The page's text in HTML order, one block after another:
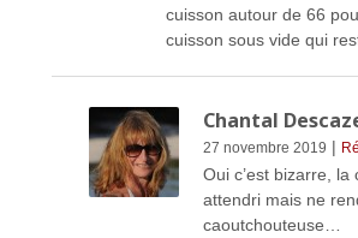
cuisson autour de 66
cuisson sous vide qui
Chantal
27 novembre 2019 |
Oui c’est bizarre, la
attendri mais ne
caoutchouteuse…